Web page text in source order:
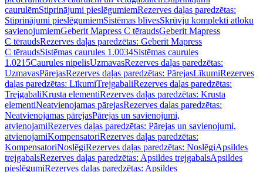
caurulēmStiprinājumi pieslēgumiemRezerves daļas paredzētas:
Stiprinājumi pieslēgumiemSistēmas blīvesSkrūvju komplekti atloku
savienojumiemGeberit Mapress C tēraudsGeberit Mapress
C tēraudsRezerves daļas paredzētas: Geberit Mapress
C tēraudsSistēmas caurules 1.0034Sistēmas caurules
1.0215Caurules nipelisUzmavasRezerves daļas paredzētas:
UzmavasPārejasRezerves daļas paredzētas: PārejasLīkumiRezerves
daļas paredzētas: LīkumiTrejgabaliRezerves daļas paredzētas:
TrejgabaliKrusta elementiRezerves daļas paredzētas: Krusta
elementiNeatvienojamas pārejasRezerves daļas paredzētas:
Neatvienojamas pārejasPārejas un savienojumi,
atvienojamiRezerves daļas paredzētas: Pārejas un savienojumi,
atvienojamiKompensatoriRezerves daļas paredzētas:
KompensatoriNoslēgiRezerves daļas paredzētas: NoslēgiApsildes
trejgabalsRezerves daļas paredzētas: Apsildes trejgabalsApsildes
pieslēgumiRezerves daļas paredzētas: Apsildes